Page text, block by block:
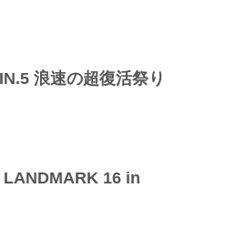
浪速の超復活祭り
LANDMARK 16 in